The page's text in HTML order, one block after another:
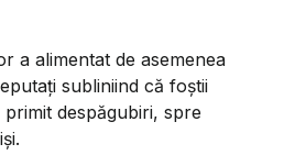
a alimentat de asemenea
subliniind că foștii
despăgubiri, spre